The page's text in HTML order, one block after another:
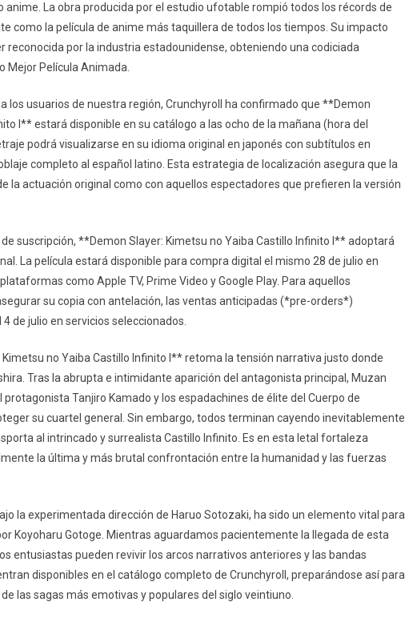
La obra producida por el estudio ufotable rompió todos los récords de
como la película de anime más taquillera de todos los tiempos. Su impacto
reconocida por la industria estadounidense, obteniendo una codiciada
Mejor Película Animada.
los usuarios de nuestra región, Crunchyroll ha confirmado que **Demon
I** estará disponible en su catálogo a las ocho de la mañana (hora del
podrá visualizarse en su idioma original en japonés con subtítulos en
completo al español latino. Esta estrategia de localización asegura que la
la actuación original como con aquellos espectadores que prefieren la versión
suscripción, **Demon Slayer: Kimetsu no Yaiba Castillo Infinito I** adoptará
La película estará disponible para compra digital el mismo 28 de julio en
como Apple TV, Prime Video y Google Play. Para aquellos
su copia con antelación, las ventas anticipadas (*pre-orders*)
de julio en servicios seleccionados.
no Yaiba Castillo Infinito I** retoma la tensión narrativa justo donde
Tras la abrupta e intimidante aparición del antagonista principal, Muzan
protagonista Tanjiro Kamado y los espadachines de élite del Cuerpo de
su cuartel general. Sin embargo, todos terminan cayendo inevitablemente
al intrincado y surrealista Castillo Infinito. Es en esta letal fortaleza
la última y más brutal confrontación entre la humanidad y las fuerzas
la experimentada dirección de Haruo Sotozaki, ha sido un elemento vital para
Koyoharu Gotoge. Mientras aguardamos pacientemente la llegada de esta
entusiastas pueden revivir los arcos narrativos anteriores y las bandas
disponibles en el catálogo completo de Crunchyroll, preparándose así para
las sagas más emotivas y populares del siglo veintiuno.